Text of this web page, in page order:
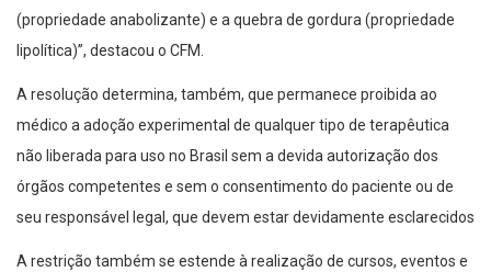
(propriedade anabolizante) e a quebra de gordura (propriedade
lipolítica)”, destacou o CFM.
A resolução determina, também, que permanece proibida ao
médico a adoção experimental de qualquer tipo de terapêutica
não liberada para uso no Brasil sem a devida autorização dos
órgãos competentes e sem o consentimento do paciente ou de
seu responsável legal, que devem estar devidamente esclarecidos
A restrição também se estende à realização de cursos, eventos e